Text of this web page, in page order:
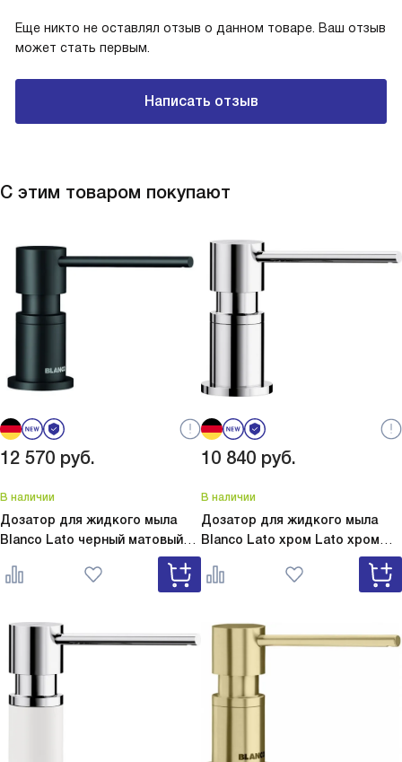
Еще никто не оставлял отзыв о данном товаре. Ваш отзыв
может стать первым.
Написать отзыв
С этим товаром покупают
12 570 руб.
В наличии
Дозатор для жидкого мыла
Blanco Lato черный матовый
Lato черный матовый 525789
10 840 руб.
В наличии
Дозатор для жидкого мыла
Blanco Lato хром Lato хром